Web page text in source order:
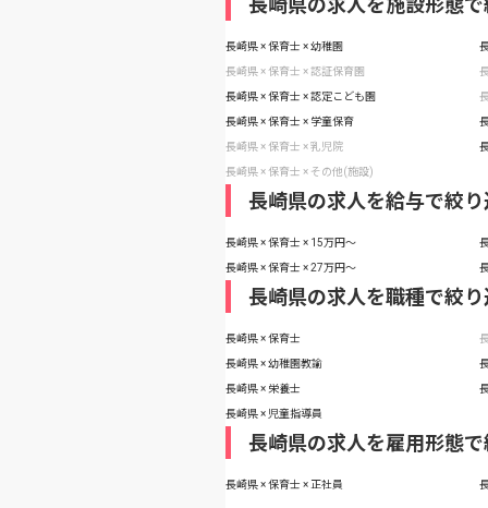
長崎県の求人を施設形態
長崎県 × 保育士 × 幼稚園
長崎県 × 保育士 × 認証保育園
長崎県 × 保育士 × 認定こども園
長崎県 × 保育士 × 学童保育
長崎県 × 保育士 × 乳児院
長崎県 × 保育士 × その他(施設)
長崎県の求人を給与で絞
長崎県 × 保育士 × 15万円〜
長崎県 × 保育士 × 27万円〜
長崎県の求人を職種で絞
長崎県 × 保育士
長崎県 × 幼稚園教諭
長崎県 × 栄養士
長崎県 × 児童指導員
長崎県の求人を雇用形態
長崎県 × 保育士 × 正社員